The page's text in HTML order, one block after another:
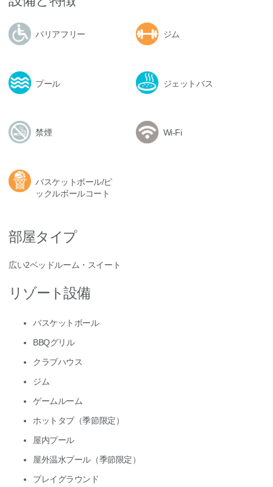
バリアフリー ジム
プール ジェットバス
禁煙 Wi-Fi
バスケットボール/ピ
ックルボールコート
部屋タイプ
広い2ベッドルーム・スイート
リゾート設備
バスケットボール
BBQグリル
クラブハウス
ジム
ゲームルーム
ホットタブ（季節限定）
屋内プール
屋外温水プール（季節限定）
プレイグラウンド